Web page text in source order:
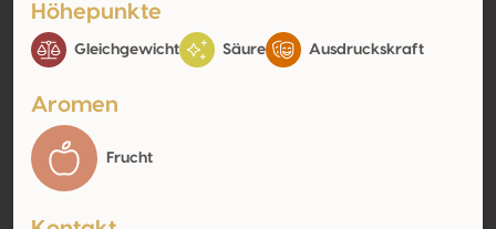
Höhepunkte
Gleichgewicht Säure Ausdruckskraft
Aromen
Frucht